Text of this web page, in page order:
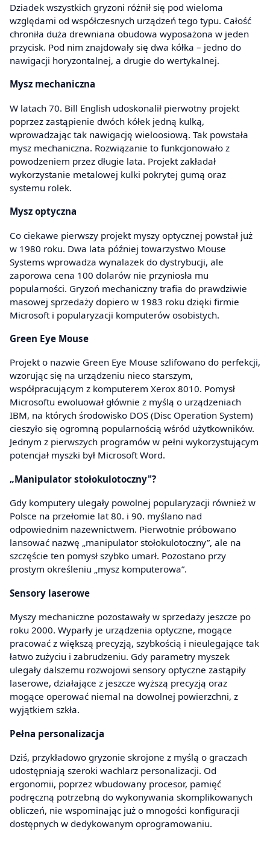
Dziadek wszystkich gryzoni różnił się pod wieloma
względami od współczesnych urządzeń tego typu. Całość
chroniła duża drewniana obudowa wyposażona w jeden
przycisk. Pod nim znajdowały się dwa kółka – jedno do
nawigacji horyzontalnej, a drugie do wertykalnej.
Mysz mechaniczna
W latach 70. Bill English udoskonalił pierwotny projekt
poprzez zastąpienie dwóch kółek jedną kulką,
wprowadzając tak nawigację wieloosiową. Tak powstała
mysz mechaniczna. Rozwiązanie to funkcjonowało z
powodzeniem przez długie lata. Projekt zakładał
wykorzystanie metalowej kulki pokrytej gumą oraz
systemu rolek.
Mysz optyczna
Co ciekawe pierwszy projekt myszy optycznej powstał już
w 1980 roku. Dwa lata później towarzystwo Mouse
Systems wprowadza wynalazek do dystrybucji, ale
zaporowa cena 100 dolarów nie przyniosła mu
popularności. Gryzoń mechaniczny trafia do prawdziwie
masowej sprzedaży dopiero w 1983 roku dzięki firmie
Microsoft i popularyzacji komputerów osobistych.
Green Eye Mouse
Projekt o nazwie Green Eye Mouse szlifowano do perfekcji,
wzorując się na urządzeniu nieco starszym,
współpracującym z komputerem Xerox 8010. Pomysł
Microsoftu ewoluował głównie z myślą o urządzeniach
IBM, na których środowisko DOS (Disc Operation System)
cieszyło się ogromną popularnością wśród użytkowników.
Jednym z pierwszych programów w pełni wykorzystującym
potencjał myszki był Microsoft Word.
„Manipulator stołokulotoczny"?
Gdy komputery ulegały powolnej popularyzacji również w
Polsce na przełomie lat 80. i 90. myślano nad
odpowiednim nazewnictwem. Pierwotnie próbowano
lansować nazwę „manipulator stołokulotoczny”, ale na
szczęście ten pomysł szybko umarł. Pozostano przy
prostym określeniu „mysz komputerowa”.
Sensory laserowe
Myszy mechaniczne pozostawały w sprzedaży jeszcze po
roku 2000. Wyparły je urządzenia optyczne, mogące
pracować z większą precyzją, szybkością i nieulegające tak
łatwo zużyciu i zabrudzeniu. Gdy parametry myszek
ulegały dalszemu rozwojowi sensory optyczne zastąpiły
laserowe, działające z jeszcze wyższą precyzją oraz
mogące operować niemal na dowolnej powierzchni, z
wyjątkiem szkła.
Pełna personalizacja
Dziś, przykładowo gryzonie skrojone z myślą o graczach
udostępniają szeroki wachlarz personalizacji. Od
ergonomii, poprzez wbudowany procesor, pamięć
podręczną potrzebną do wykonywania skomplikowanych
obliczeń, nie wspominając już o mnogości konfiguracji
dostępnych w dedykowanym oprogramowaniu.